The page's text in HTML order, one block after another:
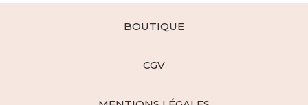
BOUTIQUE
CGV